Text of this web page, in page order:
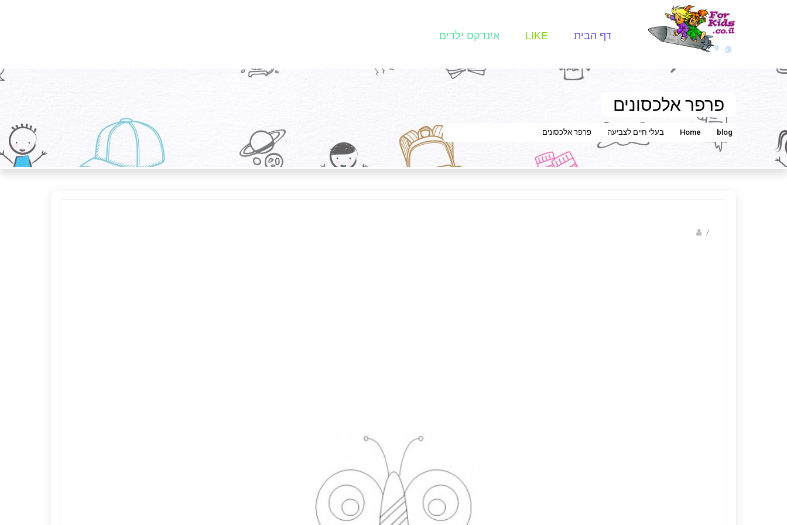
דף הבית LIKE אינדקס ילדים
פרפר אלכסונים
Home blog בעלי חיים לצביעה פרפר אלכסונים
/